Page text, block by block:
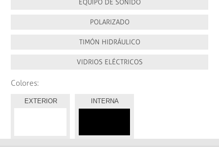
EQUIPO DE SONIDO
POLARIZADO
TIMÓN HIDRÁULICO
VIDRIOS ELÉCTRICOS
Colores:
EXTERIOR INTERNA